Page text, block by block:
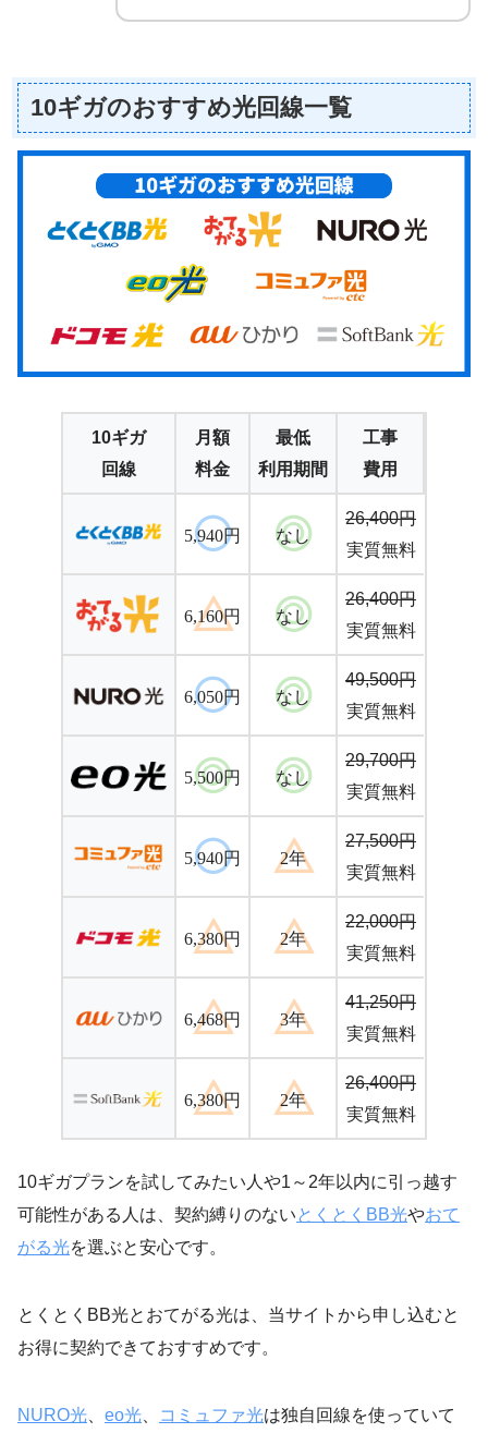
10ギガのおすすめ光回線一覧
10ギガ
回線
月額
料金
最低
利用期間
工事
費用
5,940円 なし
26,400円
実質無料
6,160円 なし
26,400円
実質無料
6,050円 なし
49,500円
実質無料
5,500円 なし
29,700円
実質無料
5,940円 2年
27,500円
実質無料
6,380円 2年
22,000円
実質無料
6,468円 3年
41,250円
実質無料
6,380円 2年
26,400円
実質無料
10ギガプランを試してみたい人や1～2年以内に引っ越す
可能性がある人は、契約縛りのないとくとくBB光やおて
がる光を選ぶと安心です。
とくとくBB光とおてがる光は、当サイトから申し込むと
お得に契約できておすすめです。
NURO光 eo光 コミュファ光は独自回線を使っていて